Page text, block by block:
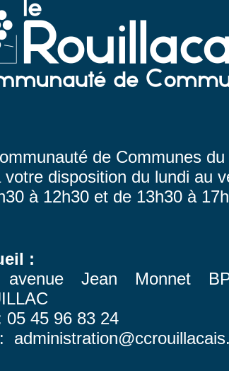
de Communes
votre disposition du lundi au
à 12h30 et de 13h30 à
:
avenue Jean Monnet
05 45 96 83 24